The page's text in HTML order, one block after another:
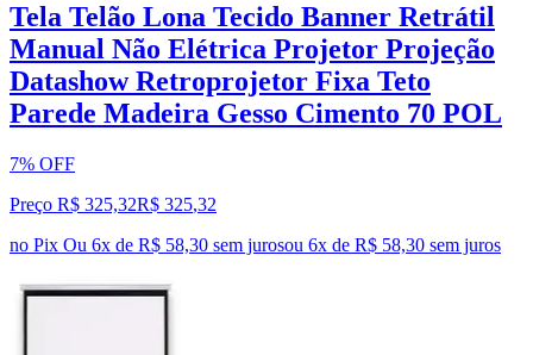
Tela Telão Lona Tecido Banner Retrátil
Manual Não Elétrica Projetor Projeção
Datashow Retroprojetor Fixa Teto
Parede Madeira Gesso Cimento 70 POL
7% OFF
Preço R$ 325,32R$ 325,32
no Pix Ou 6x de R$ 58,30 sem jurosou 6x de R$ 58,30 sem juros